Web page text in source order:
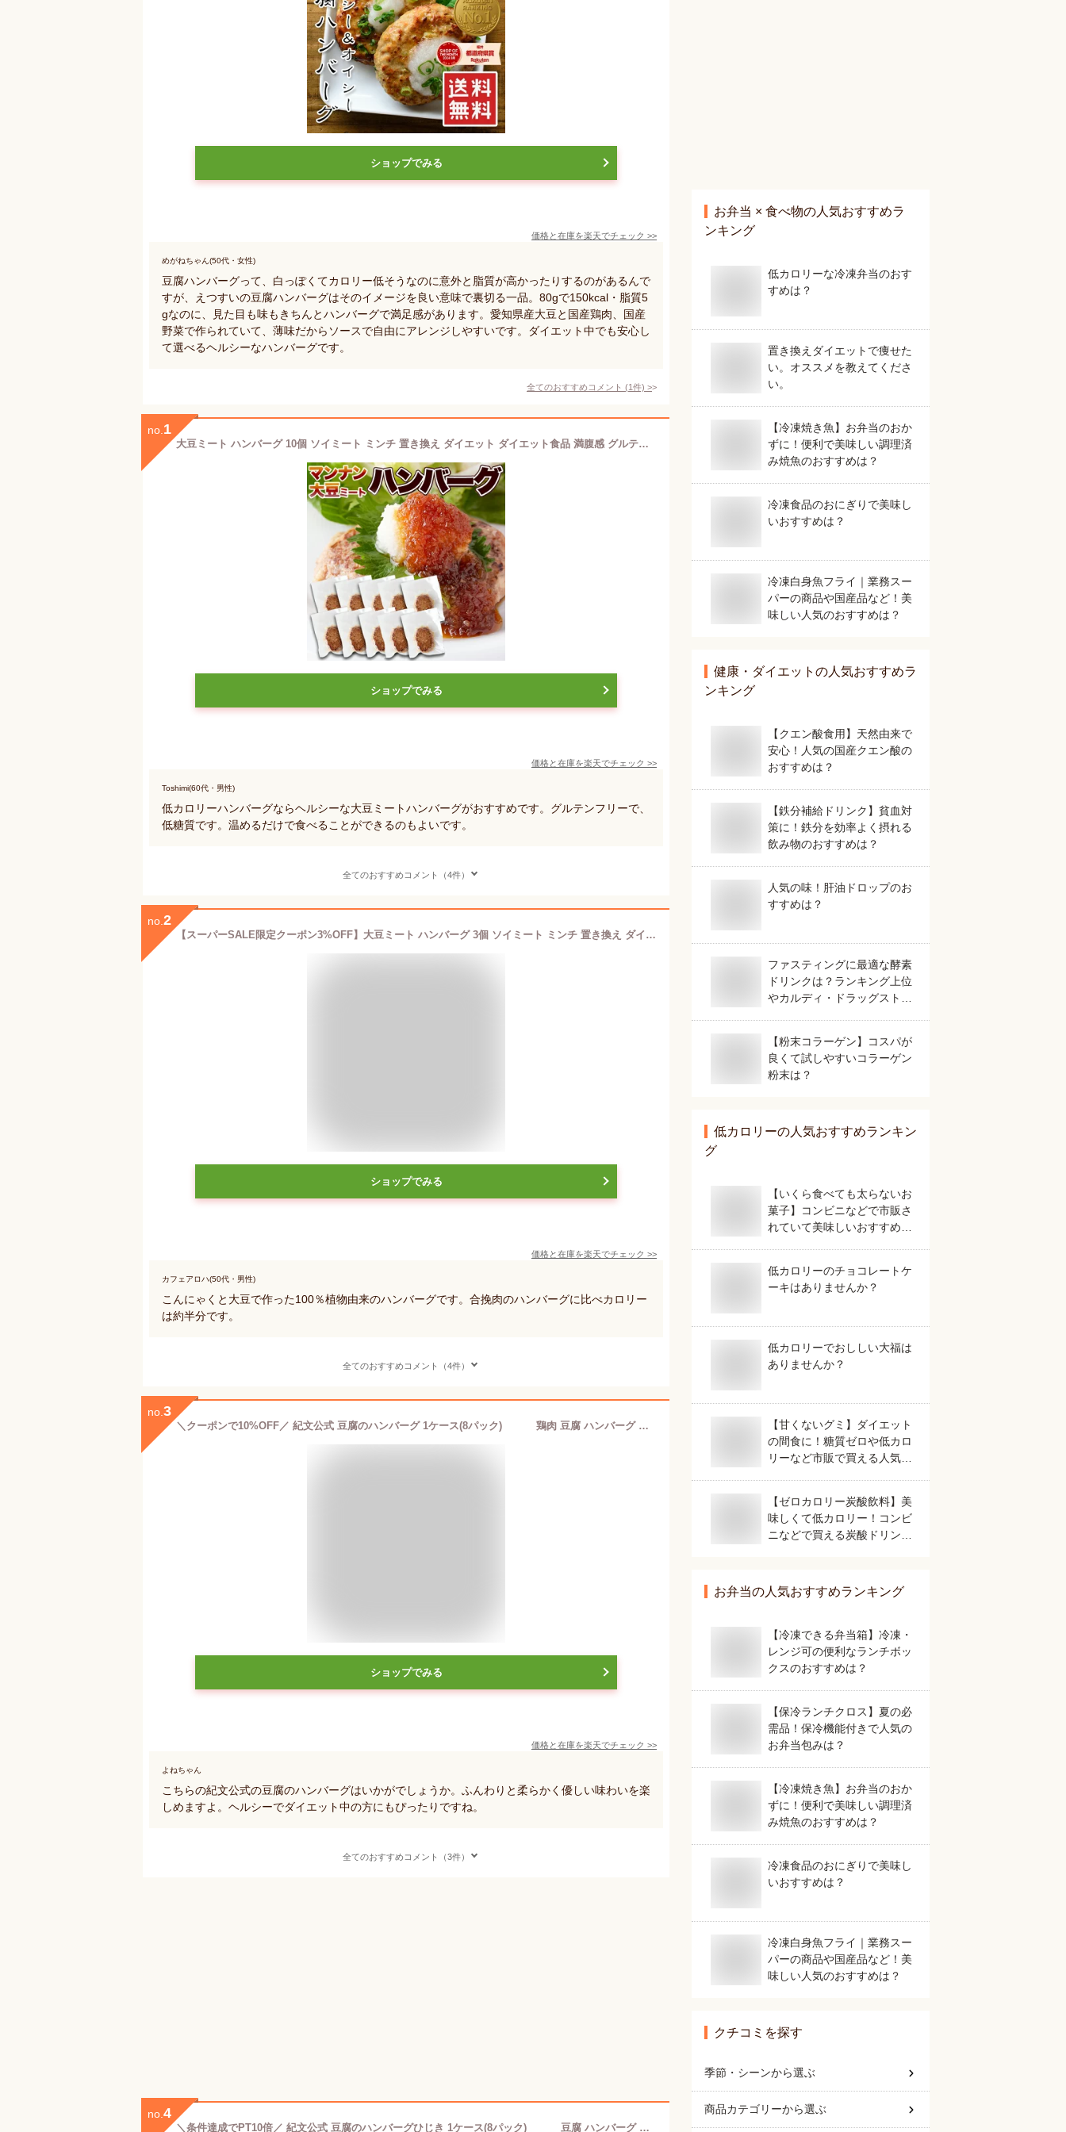
ショップでみる
価格と在庫を楽天でチェック >>
めがねちゃん(50代・女性)
豆腐ハンバーグって、白っぽくてカロリー低そうなのに意外と脂質が高かったりするのがあるんで
すが、えつすいの豆腐ハンバーグはそのイメージを良い意味で裏切る一品。80gで150kcal・脂質5
gなのに、見た目も味もきちんとハンバーグで満足感があります。愛知県産大豆と国産鶏肉、国産
野菜で作られていて、薄味だからソースで自由にアレンジしやすいです。ダイエット中でも安心し
て選べるヘルシーなハンバーグです。
全てのおすすめコメント (1件) >
no. 1
大豆ミート ハンバーグ 10個 ソイミート ミンチ 置き換え ダイエット ダイエット食品 満腹感 グルテンフリー ヘルシー 低カロリー食品 代替肉 ハンバーグ 温めるだけ 低糖質 ベジタリアン 国産 こんにゃく 【325211-10】
ショップでみる
価格と在庫を楽天でチェック >>
Toshimi(60代・男性)
低カロリーハンバーグならヘルシーな大豆ミートハンバーグがおすすめです。グルテンフリーで、
低糖質です。温めるだけで食べることができるのもよいです。
全てのおすすめコメント（4件）
no. 2
【スーパーSALE限定クーポン3%OFF】大豆ミート ハンバーグ 3個 ソイミート ミンチ 置き換え ダイエット ダイエット食品 満腹感 グルテンフリー ヘルシー 低カロリー食品 代替肉 ハンバーグ 温めるだけ 低糖質 低カロリー ヴィーガン 【325211-03】 【送料無料】
ショップでみる
価格と在庫を楽天でチェック >>
カフェアロハ(50代・男性)
こんにゃくと大豆で作った100％植物由来のハンバーグです。合挽肉のハンバーグに比べカロリー
は約半分です。
全てのおすすめコメント（4件）
no. 3
＼クーポンで10%OFF／ 紀文公式 豆腐のハンバーグ 1ケース(8パック) 鶏肉 豆腐 ハンバーグ 温めるだけ 豆腐ハンバーグ レンチン 電子レンジ レンジ 低カロリー 置き換え ダイエット 食品 2026 ヘルシー ギフト 健康 お父さん お母さん 50代 60代 70代 80代
ショップでみる
価格と在庫を楽天でチェック >>
よねちゃん
こちらの紀文公式の豆腐のハンバーグはいかがでしょうか。ふんわりと柔らかく優しい味わいを楽
しめますよ。ヘルシーでダイエット中の方にもぴったりですね。
全てのおすすめコメント（3件）
no. 4
＼条件達成でPT10倍／ 紀文公式 豆腐のハンバーグひじき 1ケース(8パック) 豆腐 ハンバーグ 温めるだけ お弁当 おかず 鶏肉 ひじき レンチン 電子 レンジ 低カロリー 置き換え ダイエット 食品 2026 ヘルシー ギフト 健康 父 親 母 親 50代 60代 70代 80代
お弁当 × 食べ物の人気おすすめラ
ンキング
低カロリーな冷凍弁当のおす
すめは？
置き換えダイエットで痩せた
い。オススメを教えてくださ
い。
【冷凍焼き魚】お弁当のおか
ずに！便利で美味しい調理済
み焼魚のおすすめは？
冷凍食品のおにぎりで美味し
いおすすめは？
冷凍白身魚フライ｜業務スー
パーの商品や国産品など！美
味しい人気のおすすめは？
健康・ダイエット の人気おすすめラ
ンキング
【クエン酸食用】天然由来で
安心！人気の国産クエン酸の
おすすめは？
【鉄分補給ドリンク】貧血対
策に！鉄分を効率よく摂れる
飲み物のおすすめは？
人気の味！肝油ドロップのお
すすめは？
ファスティングに最適な酵素
ドリンクは？ランキング上位
やカルディ・ドラッグストア
【粉末コラーゲン】コスパが
良くて試しやすいコラーゲン
粉末は？
低カロリーの人気おすすめランキン
グ
【いくら食べても太らないお
菓子】コンビニなどで市販さ
れていて美味しいおすすめ
低カロリーのチョコレートケ
ーキはありませんか？
低カロリーでおししい大福は
ありませんか？
【甘くないグミ】ダイエット
の間食に！糖質ゼロや低カロ
リーなど市販で買える人気の
【ゼロカロリー炭酸飲料】美
味しくて低カロリー！コンビ
ニなどで買える炭酸ドリンク
お弁当の人気おすすめランキング
【冷凍できる弁当箱】冷凍・
レンジ可の便利なランチボッ
クスのおすすめは？
【保冷ランチクロス】夏の必
需品！保冷機能付きで人気の
お弁当包みは？
【冷凍焼き魚】お弁当のおか
ずに！便利で美味しい調理済
み焼魚のおすすめは？
冷凍食品のおにぎりで美味し
いおすすめは？
冷凍白身魚フライ｜業務スー
パーの商品や国産品など！美
味しい人気のおすすめは？
クチコミを探す
季節・シーンから選ぶ
商品カテゴリーから選ぶ